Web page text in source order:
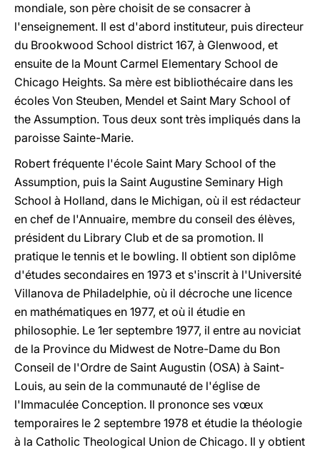
mondiale, son père choisit de se consacrer à
l'enseignement. Il est d'abord instituteur, puis directeur
du Brookwood School district 167, à Glenwood, et
ensuite de la Mount Carmel Elementary School de
Chicago Heights. Sa mère est bibliothécaire dans les
écoles Von Steuben, Mendel et Saint Mary School of
the Assumption. Tous deux sont très impliqués dans la
paroisse Sainte-Marie.
Robert fréquente l'école Saint Mary School of the
Assumption, puis la Saint Augustine Seminary High
School à Holland, dans le Michigan, où il est rédacteur
en chef de l'Annuaire, membre du conseil des élèves,
président du Library Club et de sa promotion. Il
pratique le tennis et le bowling. Il obtient son diplôme
d'études secondaires en 1973 et s'inscrit à l'Université
Villanova de Philadelphie, où il décroche une licence
en mathématiques en 1977, et où il étudie en
philosophie. Le 1er septembre 1977, il entre au noviciat
de la Province du Midwest de Notre-Dame du Bon
Conseil de l'Ordre de Saint Augustin (OSA) à Saint-
Louis, au sein de la communauté de l'église de
l'Immaculée Conception. Il prononce ses vœux
temporaires le 2 septembre 1978 et étudie la théologie
à la Catholic Theological Union de Chicago. Il y obtient